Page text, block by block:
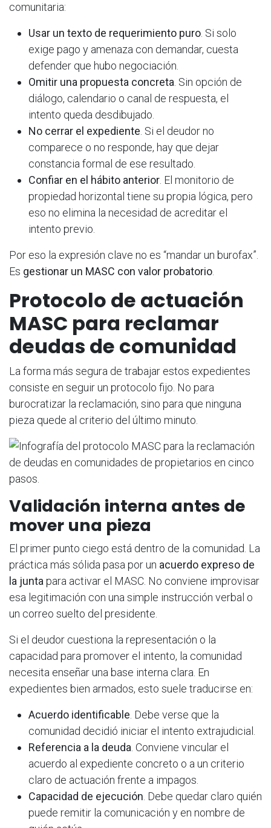
comunitaria:
Usar un texto de requerimiento puro. Si solo
exige pago y amenaza con demandar, cuesta
defender que hubo negociación.
Omitir una propuesta concreta. Sin opción de
diálogo, calendario o canal de respuesta, el
intento queda desdibujado.
No cerrar el expediente. Si el deudor no
comparece o no responde, hay que dejar
constancia formal de ese resultado.
Confiar en el hábito anterior. El monitorio de
propiedad horizontal tiene su propia lógica, pero
eso no elimina la necesidad de acreditar el
intento previo.
Por eso la expresión clave no es “mandar un burofax”.
Es gestionar un MASC con valor probatorio.
Protocolo de actuación
MASC para reclamar
deudas de comunidad
La forma más segura de trabajar estos expedientes
consiste en seguir un protocolo fijo. No para
burocratizar la reclamación, sino para que ninguna
pieza quede al criterio del último minuto.
Validación interna antes de
mover una pieza
El primer punto ciego está dentro de la comunidad. La
práctica más sólida pasa por un acuerdo expreso de
la juntapara activar el MASC. No conviene improvisar
esa legitimación con una simple instrucción verbal o
un correo suelto del presidente.
Si el deudor cuestiona la representación o la
capacidad para promover el intento, la comunidad
necesita enseñar una base interna clara. En
expedientes bien armados, esto suele traducirse en:
Acuerdo identificable. Debe verse que la
comunidad decidió iniciar el intento extrajudicial.
Referencia a la deuda. Conviene vincular el
acuerdo al expediente concreto o a un criterio
claro de actuación frente a impagos.
Capacidad de ejecución. Debe quedar claro quién
puede remitir la comunicación y en nombre de